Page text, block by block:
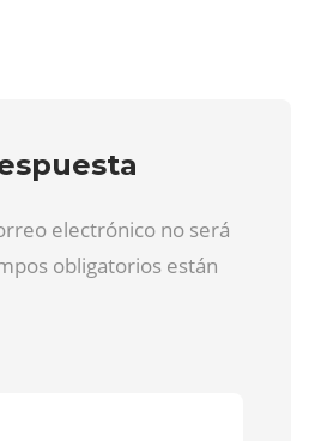
electrónico no será
obligatorios están